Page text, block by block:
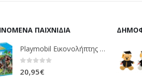
ΠΑΙΧΝΊΔΙΑ
Playmobil Εικονολήπτης Και Οικογένεια Από Λύγκες 5561
20,95€